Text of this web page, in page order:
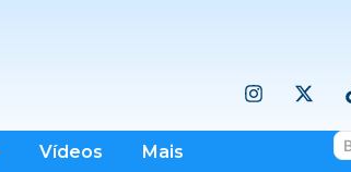
Vídeos Mais